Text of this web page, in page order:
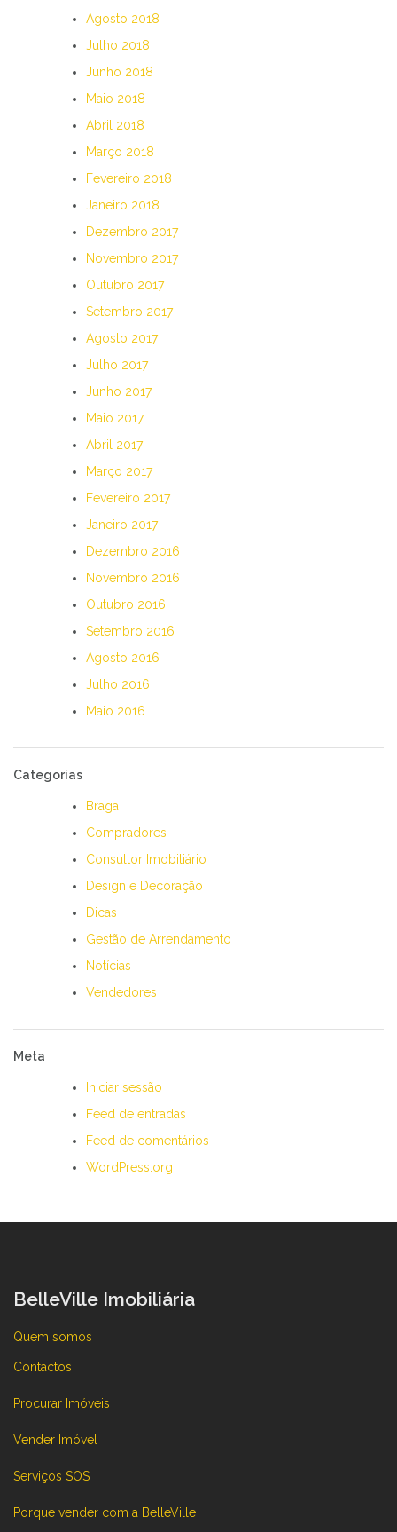
Agosto 2018
Julho 2018
Junho 2018
Maio 2018
Abril 2018
Março 2018
Fevereiro 2018
Janeiro 2018
Dezembro 2017
Novembro 2017
Outubro 2017
Setembro 2017
Agosto 2017
Julho 2017
Junho 2017
Maio 2017
Abril 2017
Março 2017
Fevereiro 2017
Janeiro 2017
Dezembro 2016
Novembro 2016
Outubro 2016
Setembro 2016
Agosto 2016
Julho 2016
Maio 2016
Categorias
Braga
Compradores
Consultor Imobiliário
Design e Decoração
Dicas
Gestão de Arrendamento
Notícias
Vendedores
Meta
Iniciar sessão
Feed de entradas
Feed de comentários
WordPress.org
BelleVille Imobiliária
Quem somos
Contactos
Procurar Imóveis
Vender Imóvel
Serviços SOS
Porque vender com a BelleVille